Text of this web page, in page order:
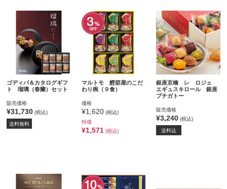
ゴディバ＆カタログギフ
ト 瑠璃（春蘭）セット
販売価格
¥31,730 (税込)
送料無料
マルトモ 鰹節屋のこだ
わり椀（９食）
価格
¥1,620(税込)
特価
¥1,571(税込)
銀座京橋 レ ロジェ
エギュスキロール 銀座
プチガトー
販売価格
¥3,240 (税込)
送料込